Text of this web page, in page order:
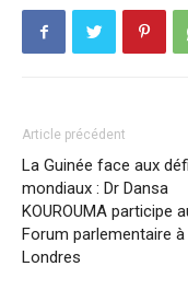
Article précédent
La Guinée face aux
mondiaux : Dr Dansa
KOUROUMA participe
Forum parlementaire à
Londres